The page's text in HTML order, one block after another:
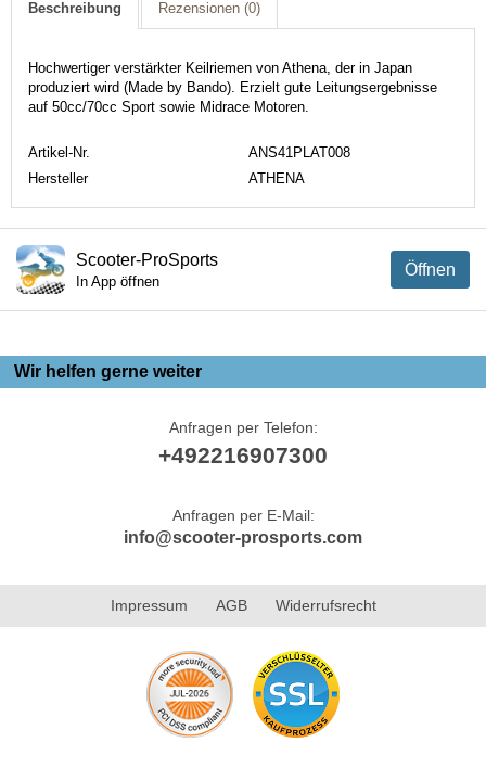
Beschreibung Rezensionen (0)
Hochwertiger verstärkter Keilriemen von Athena, der in Japan
produziert wird (Made by Bando). Erzielt gute Leitungsergebnisse
auf 50cc/70cc Sport sowie Midrace Motoren.
Artikel-Nr.
ANS41PLAT008
Hersteller
ATHENA
Öffnen
Scooter-ProSports
In App öffnen
Wir helfen gerne weiter
Anfragen per Telefon:
+492216907300
Anfragen per E-Mail:
info@scooter-prosports.com
Impressum AGB Widerrufsrecht